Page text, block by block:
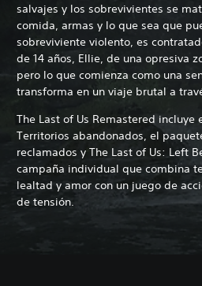
salvajes y los sobrevivientes se
comida, armas y lo que sea que
sobreviviente violento, es
de 14 años, Ellie, de una opresiva
pero lo que comienza como una
transforma en un viaje brutal a
The Last of Us Remastered
Territorios abandonados, el
reclamados y The Last of Us: Left
campaña individual que combina
lealtad y amor con un juego de
de tensión.